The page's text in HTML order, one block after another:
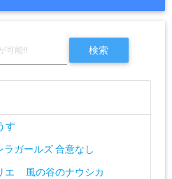
す
ガールズ 合意なし
エ
風の谷のナウシカ